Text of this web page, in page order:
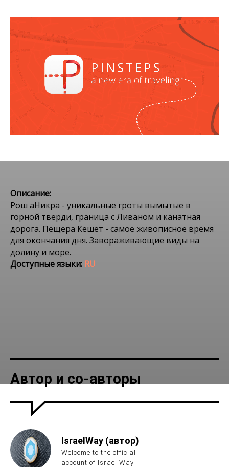
РОШ АНИКРА И ПЕЩЕРА
КЕШЕТ
Описание:
Рош аНикра - уникальные гроты вымытые в
горной тверди, граница с Ливаном и канатная
дорога. Пещера Кешет - самое живописное время
для окончания дня. Завораживающие виды на
долину и море.
Доступные языки: RU
Автор и со-авторы
IsraelWay (автор)
Welcome to the official
account of Israel Way